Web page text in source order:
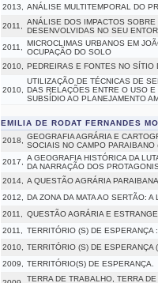
2013,
ANÁLISE MULTITEMPORAL DO
2011,
ANÁLISE DOS IMPACTOS
DESENVOLVIDAS NO SEU
2011,
MICROCLIMAS URBANOS EM
OCUPAÇÃO DO SOLO
2010,
PEDREIRAS E FONTES NO SÍTIO
2010,
UTILIZAÇÃO DE TÉCNICAS DE
DAS RELAÇÕES ENTRE O USO
SUBSÍDIO AO PLANEJAMENTO
EMILIA DE RODAT FERNANDES
2018,
GEOGRAFIA AGRÁRIA E
SOCIAIS NO CAMPO PARAIBANO
2017,
A GEOGRAFIA HISTÓRICA DA
DA NARRAÇÃO DOS
2014,
A QUESTÃO AGRÁRIA
2012,
DA ZONA DA MATA AO SERTÃO:
2011,
QUESTÃO AGRÁRIA E
2011,
TERRITÓRIO (S) DE ESPERANÇA
2010,
TERRITÓRIO (S) DE ESPERANÇA
2009,
TERRITÓRIO(S) DE ESPERANÇA.
TERRA DE TRABALHO, TERRA